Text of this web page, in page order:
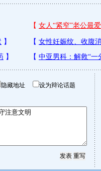
隐藏地址 设为辩论话题